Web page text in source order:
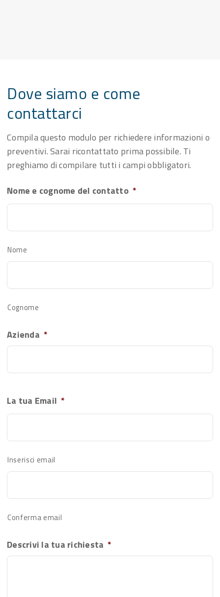
Dove siamo e come
contattarci
Compila questo modulo per richiedere informazioni o
preventivi. Sarai ricontattato prima possibile. Ti
preghiamo di compilare tutti i campi obbligatori.
Nome e cognome del contatto *
Nome
Cognome
Azienda *
La tua Email *
Inserisci email
Conferma email
Descrivi la tua richiesta *